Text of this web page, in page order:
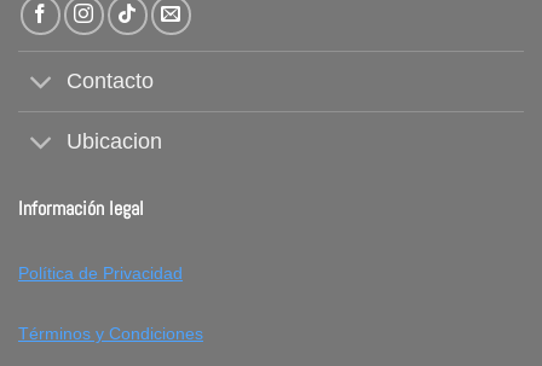
Contacto
Ubicacion
Información legal
Política de Privacidad
Términos y Condiciones